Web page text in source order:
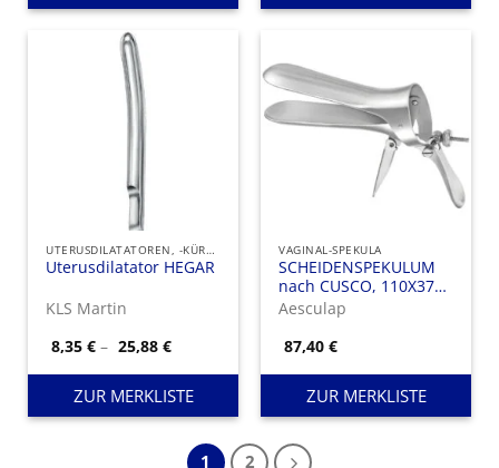
UTERUSDILATATOREN, -KÜRETTEN UND UTERUSSONDEN
Uterusdilatator HEGAR
KLS Martin
8,35€ – 25,88€Preisspanne:
8,35 €
bis
25,88 €
ZUR MERKLISTE
VAGINAL-SPEKULA
SCHEIDENSPEKULUM
nach CUSCO, 110X37
MM
Aesculap
87,40€
ZUR MERKLISTE
1 2